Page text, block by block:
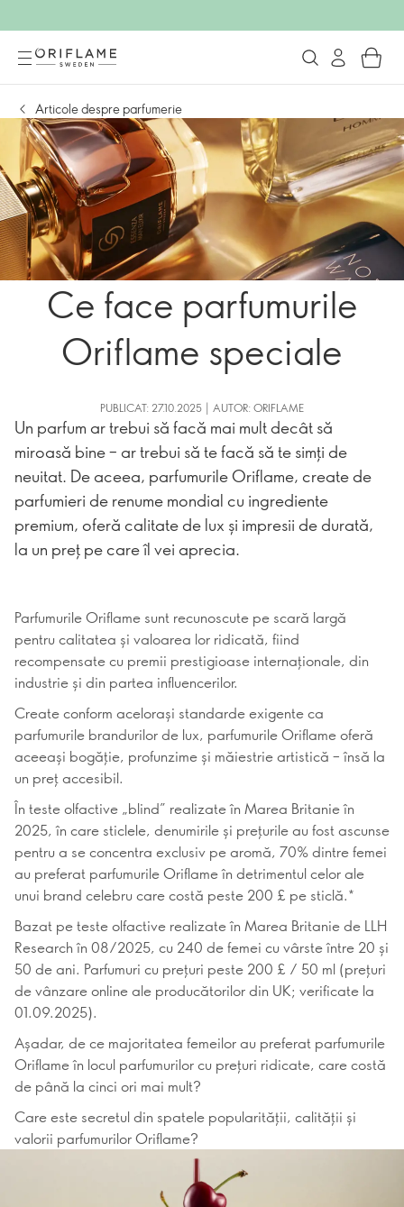
Articole despre parfumerie
Ce face parfumurile
Oriflame speciale
PUBLICAT: 27.10.2025 | AUTOR: ORIFLAME
Un parfum ar trebui să facă mai mult decât să
miroasă bine – ar trebui să te facă să te simți de
neuitat. De aceea, parfumurile Oriflame, create de
parfumieri de renume mondial cu ingrediente
premium, oferă calitate de lux și impresii de durată,
la un preț pe care îl vei aprecia.
Parfumurile Oriflame sunt recunoscute pe scară largă
pentru calitatea și valoarea lor ridicată, fiind
recompensate cu premii prestigioase internaționale, din
industrie și din partea influencerilor.
Create conform acelorași standarde exigente ca
parfumurile brandurilor de lux, parfumurile Oriflame oferă
aceeași bogăție, profunzime și măiestrie artistică – însă la
un preț accesibil.
În teste olfactive „blind” realizate în Marea Britanie în
2025, în care sticlele, denumirile și prețurile au fost ascunse
pentru a se concentra exclusiv pe aromă, 70% dintre femei
au preferat parfumurile Oriflame în detrimentul celor ale
unui brand celebru care costă peste 200 £ pe sticlă.*
Bazat pe teste olfactive realizate în Marea Britanie de LLH
Research în 08/2025, cu 240 de femei cu vârste între 20 și
50 de ani. Parfumuri cu prețuri peste 200 £ / 50 ml (prețuri
de vânzare online ale producătorilor din UK; verificate la
01.09.2025).
Așadar, de ce majoritatea femeilor au preferat parfumurile
Oriflame în locul parfumurilor cu prețuri ridicate, care costă
de până la cinci ori mai mult?
Care este secretul din spatele popularității, calității și
valorii parfumurilor Oriflame?